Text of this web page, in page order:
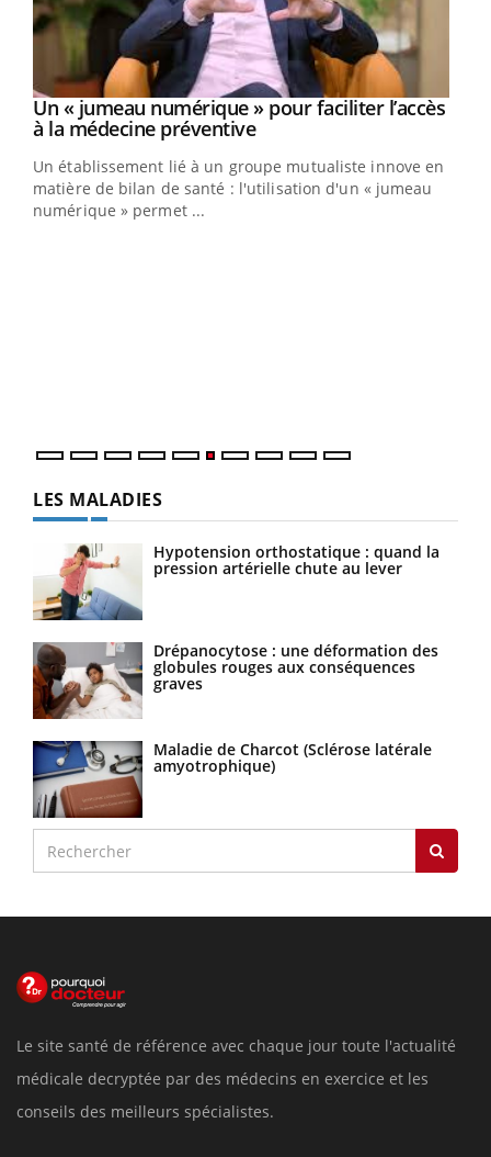
Youtube
Un « jumeau numérique » pour faciliter l’accès
à la médecine préventiveYoutube
Un établissement lié à un groupe mutualiste innove en
matière de bilan de santé : l'utilisation d'un « jumeau
numérique » permet ...
LES MALADIES
Hypotension orthostatique : quand la
pression artérielle chute au lever
Drépanocytose : une déformation des
globules rouges aux conséquences
graves
Maladie de Charcot (Sclérose latérale
amyotrophique)
Le site santé de référence avec chaque jour toute l'actualité
médicale decryptée par des médecins en exercice et les
conseils des meilleurs spécialistes.